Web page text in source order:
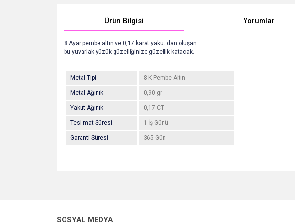
Ürün Bilgisi Yorumlar
8 Ayar pembe altın ve 0,17 karat yakut dan oluşan
bu yuvarlak yüzük güzelliğinize güzellik katacak.
Metal Tipi 8 K Pembe Altın
Metal Ağırlık 0,90 gr
Yakut Ağırlık 0,17 CT
Teslimat Süresi 1 İş Günü
Garanti Süresi 365 Gün
SOSYAL MEDYA